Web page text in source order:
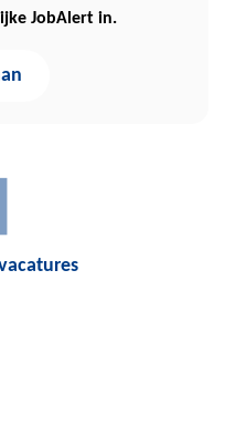
JobAlert in.